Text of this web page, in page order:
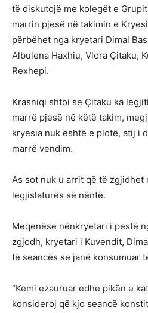
të diskutojë me kolegët e
marrin pjesë në takimin e
përbëhet nga kryetari Dimal
Albulena Haxhiu, Vlora Çitaku,
Rexhepi.
Krasniqi shtoi se Çitaku ka
marrë pjesë në këtë takim,
kryesia nuk është e plotë, atij i
marrë vendim.
As sot nuk u arrit që të zgjidhet
legjislaturës së nëntë.
Meqenëse nënkryetari i pestë
zgjodh, kryetari i Kuvendit,
të seancës se janë konsumuar
“Kemi ezauruar edhe pikën e
konsideroj që kjo seancë